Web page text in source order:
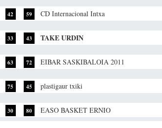
42 59 CD Internacional Intxa
33 43 TAKE URDIN
63 72 EIBAR SASKIBALOIA 2011
75 45 plastigaur txiki
30 80 EASO BASKET ERNIO